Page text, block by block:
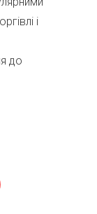
і
до